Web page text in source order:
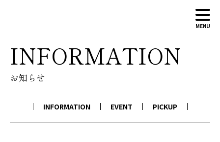
MENU
ABOUT
WINERY
CONTACT
INFORMATION
お知らせ
INFORMATION EVENT PICKUP